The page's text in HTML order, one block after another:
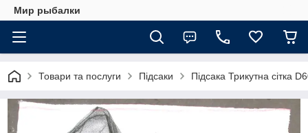
Мир рыбалки
Товари та послуги Підсаки Підсака Трикутна сітка